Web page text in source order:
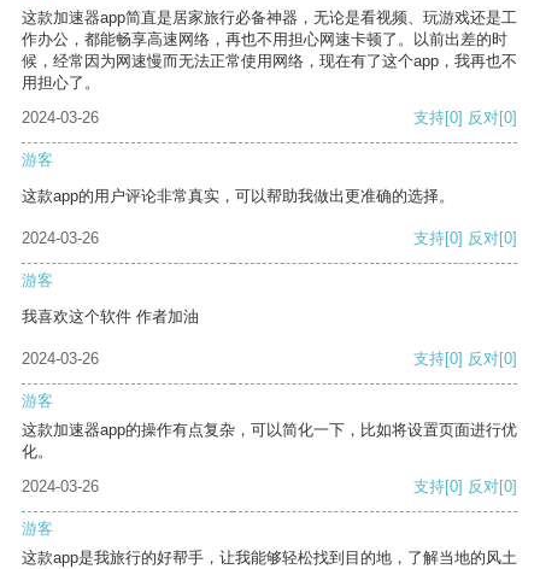
这款加速器app简直是居家旅行必备神器，无论是看视频、玩游戏还是工
作办公，都能畅享高速网络，再也不用担心网速卡顿了。以前出差的时
候，经常因为网速慢而无法正常使用网络，现在有了这个app，我再也不
用担心了。
2024-03-26
支持[0] 反对[0]
游客
这款app的用户评论非常真实，可以帮助我做出更准确的选择。
2024-03-26 支持[0] 反对[0]
游客
我喜欢这个软件 作者加油
2024-03-26 支持[0] 反对[0]
游客
这款加速器app的操作有点复杂，可以简化一下，比如将设置页面进行优
化。
2024-03-26
支持[0] 反对[0]
游客
这款app是我旅行的好帮手，让我能够轻松找到目的地，了解当地的风土